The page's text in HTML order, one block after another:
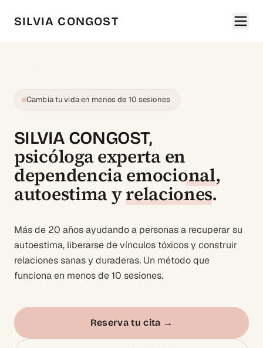
SILVIA CONGOST
Cambia tu vida en menos de 10 sesiones
SILVIA CONGOST,
psicóloga experta en
dependencia emocional,
autoestimayrelaciones.
Más de 20 años ayudando a personas a recuperar su
autoestima, liberarse de vínculos tóxicos y construir
relaciones sanas y duraderas. Un método que
funciona en menos de 10 sesiones.
Reserva tu cita →